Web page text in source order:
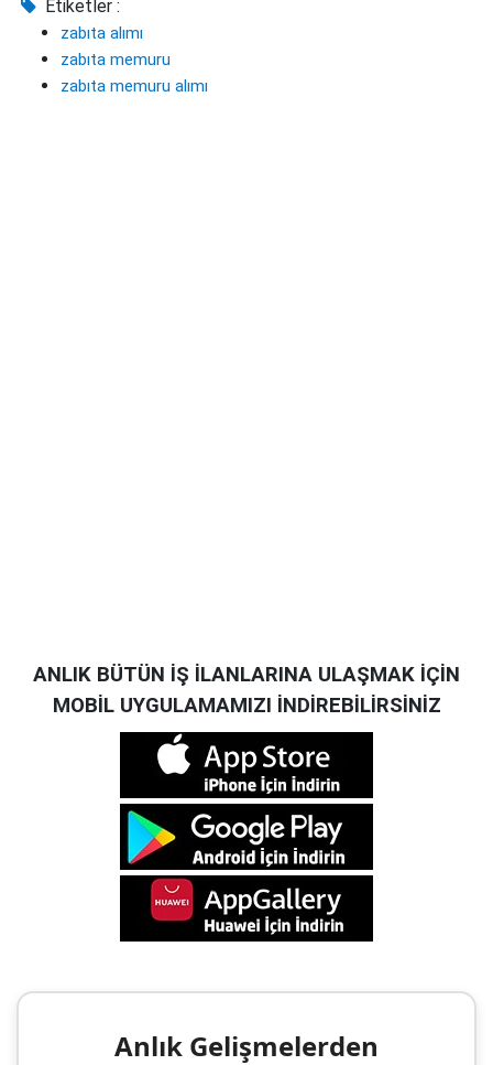
Etiketler :
zabıta alımı
zabıta memuru
zabıta memuru alımı
ANLIK BÜTÜN İŞ İLANLARINA ULAŞMAK İÇİN
MOBİL UYGULAMAMIZI İNDİREBİLİRSİNİZ
Anlık Gelişmelerden